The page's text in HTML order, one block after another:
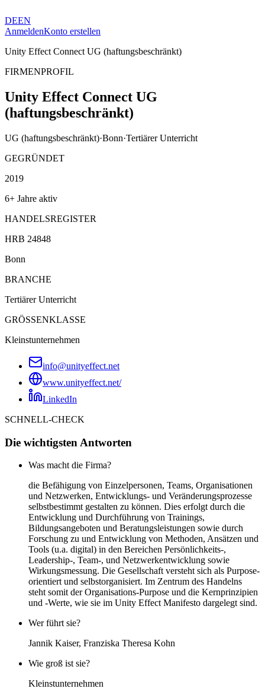
DEEN
AnmeldenKonto erstellen
Unity Effect Connect UG (haftungsbeschränkt)
FIRMENPROFIL
Unity Effect Connect UG
(haftungsbeschränkt)
UG (haftungsbeschränkt)·Bonn·Tertiärer Unterricht
GEGRÜNDET
2019
6+ Jahre aktiv
HANDELSREGISTER
HRB 24848
Bonn
BRANCHE
Tertiärer Unterricht
GRÖSSENKLASSE
Kleinstunternehmen
info@unityeffect.net
www.unityeffect.net/
LinkedIn
SCHNELL-CHECK
Die wichtigsten Antworten
Was macht die Firma?
die Befähigung von Einzelpersonen, Teams, Organisationen
und Netzwerken, Entwicklungs- und Veränderungsprozesse
selbstbestimmt gestalten zu können. Dies erfolgt durch die
Entwicklung und Durchführung von Trainings,
Bildungsangeboten und Beratungsleistungen sowie durch
Forschung zu und Entwicklung von Methoden, Ansätzen und
Tools (u.a. digital) in den Bereichen Persönlichkeits-,
Leadership-, Team-, und Netzwerkentwicklung sowie
Wirkungsmessung. Die Gesellschaft versteht sich als Purpose-
orientiert und selbstorganisiert. Im Zentrum des Handelns
steht somit der Organisations-Purpose und die Kernprinzipien
und -Werte, wie sie im Unity Effect Manifesto dargelegt sind.
Wer führt sie?
Jannik Kaiser, Franziska Theresa Kohn
Wie groß ist sie?
Kleinstunternehmen